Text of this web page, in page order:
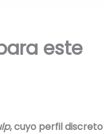
este
, cuyo perfil